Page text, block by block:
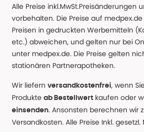
Alle Preise inkl.MwSt.Preisänderungen
vorbehalten. Die Preise auf
Preisen in gedruckten Werbemitteln
etc.) abweichen, und gelten nur bei
unter medpex.de. Die Preise gelten
stationären Partnerapotheken.
Wir liefern versandkostenfrei, wenn
Produkte ab Bestellwert kaufen oder
einsenden. Ansonsten berechnen wir
Versandkosten. Alle Preise Inkl. gesetzl.